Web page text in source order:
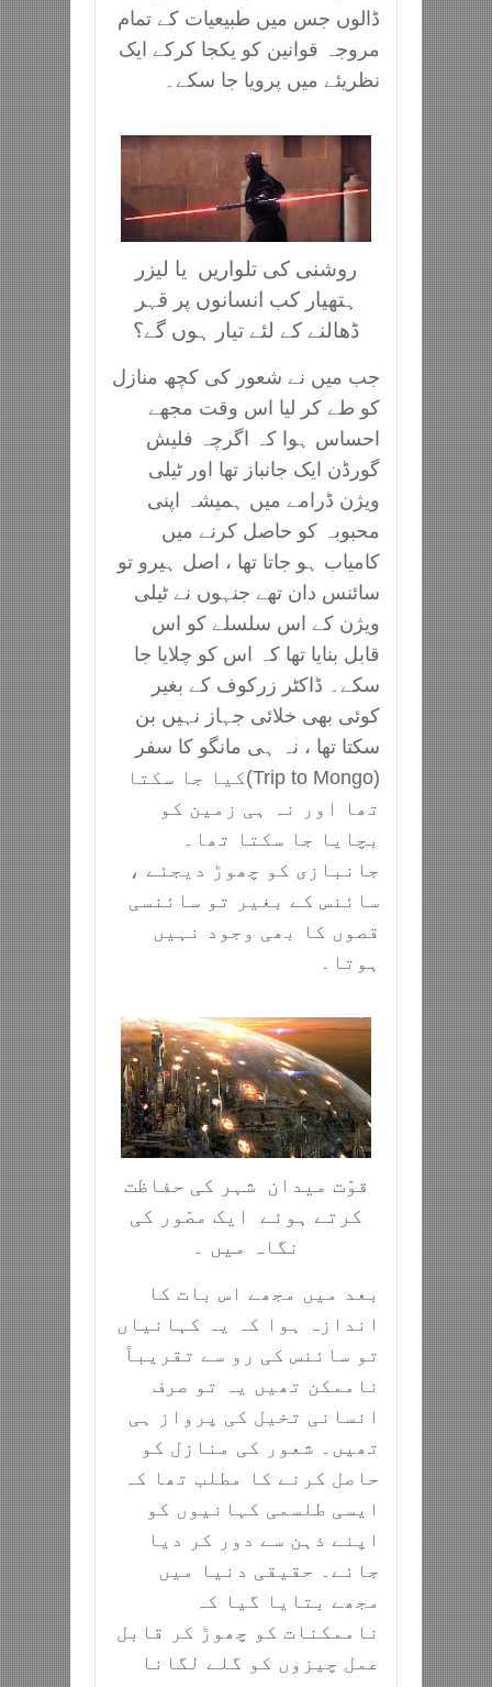
ڈالوں جس میں طبیعیات کے تمام
مروجہ قوانین کو یکجا کرکے ایک
نظریئے میں پرویا جا سکے۔
روشنی کی تلواریں یا لیزر
ہتھیار کب انسانوں پر قہر
ڈھالنے کے لئے تیار ہوں گے؟
جب میں نے شعور کی کچھ منازل
کو طے کر لیا اس وقت مجھے
احساس ہوا کہ اگرچہ فلیش
گورڈن ایک جانباز تھا اور ٹیلی
ویژن ڈرامے میں ہمیشہ اپنی
محبوبہ کو حاصل کرنے میں
کامیاب ہو جاتا تھا ، اصل ہیرو تو
سائنس دان تھے جنہوں نے ٹیلی
ویژن کے اس سلسلے کو اس
قابل بنایا تھا کہ اس کو چلایا جا
سکے۔ ڈاکٹر زرکوف کے بغیر
کوئی بھی خلائی جہاز نہیں بن
سکتا تھا ، نہ ہی مانگو کا سفر
(Trip to Mongo)کیا جا سکتا
تھا اور نہ ہی زمین کو
بچایا جا سکتا تھا۔
جانبازی کو چھوڑ دیجئے ،
سائنس کے بغیر تو سائنسی
قصوں کا بھی وجود نہیں
ہوتا۔
قوّت میدان شہر کی حفاظت
کرتے ہوئے ایک مصّور کی
نگاہ میں ۔
بعد میں مجھے اس بات کا
اندازہ ہوا کہ یہ کہانیاں
تو سائنس کی رو سے تقریباً
ناممکن تھیں یہ تو صرف
انسانی تخیل کی پرواز ہی
تھیں۔ شعور کی منازل کو
حاصل کرنے کا مطلب تھا کہ
ایسی طلسمی کہانیوں کو
اپنے ذہن سے دور کر دیا
جائے۔ حقیقی دنیا میں
مجھے بتایا گیا کہ
ناممکنات کو چھوڑ کر قابل
عمل چیزوں کو گلے لگانا